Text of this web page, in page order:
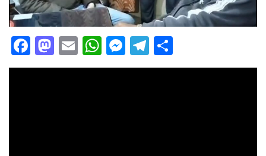
Facebook
Mastodon
EmailWhatsApp
Messenger
Telegram